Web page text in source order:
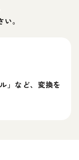
。
」など、変換を